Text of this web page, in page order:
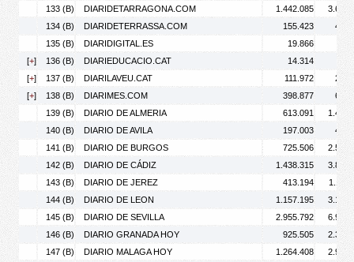
133 (B) DIARIDETARRAGONA.COM 1.442.085
134 (B)
DIARIDETERRASSA.COM 155.423
135 (B)
DIARIDIGITAL.ES 19.866
[+] 136 (B) DIARIEDUCACIO.CAT 14.314
[+] 137 (B) DIARILAVEU.CAT 111.972
[+] 138 (B) DIARIMES.COM 398.877
139 (B)
DIARIO DE ALMERIA 613.091
140 (B)
DIARIO DE AVILA 197.003
141 (B)
DIARIO DE BURGOS 725.506
142 (B)
DIARIO DE CÁDIZ 1.438.315
143 (B)
DIARIO DE JEREZ 413.194
144 (B)
DIARIO DE LEON 1.157.195
145 (B)
DIARIO DE SEVILLA 2.955.792
146 (B)
DIARIO GRANADA HOY 925.505
147 (B)
DIARIO MALAGA HOY 1.264.408